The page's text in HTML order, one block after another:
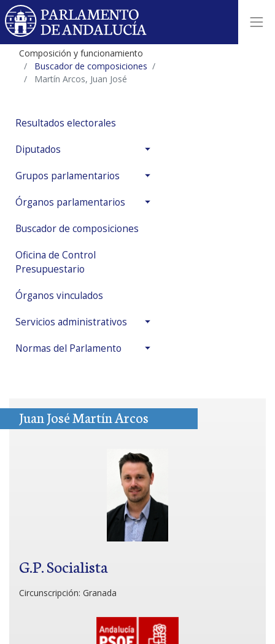
Composición y funcionamiento
Buscador de composiciones
Martín Arcos, Juan José
Resultados electorales
Diputados
Grupos parlamentarios
Órganos parlamentarios
Buscador de composiciones
Oficina de Control
Presupuestario
Órganos vinculados
Servicios administrativos
Normas del Parlamento
Juan José Martín Arcos
G.P. Socialista
Circunscripción: Granada